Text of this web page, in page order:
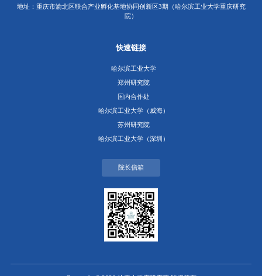
地址：重庆市渝北区联合产业孵化基地协同创新区3期（哈尔滨工业大学重庆研究
院）
快速链接
哈尔滨工业大学
郑州研究院
国内合作处
哈尔滨工业大学（威海）
苏州研究院
哈尔滨工业大学（深圳）
院长信箱